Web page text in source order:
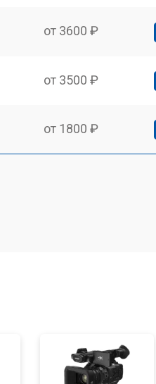
от 3600 ₽
от 3500 ₽
от 1800 ₽